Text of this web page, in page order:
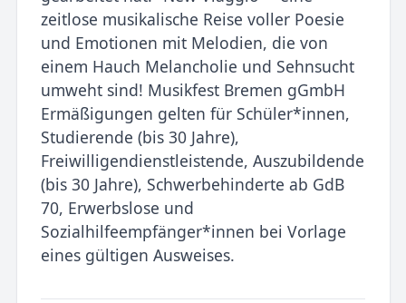
zeitlose musikalische Reise voller Poesie
und Emotionen mit Melodien, die von
einem Hauch Melancholie und Sehnsucht
umweht sind! Musikfest Bremen gGmbH
Ermäßigungen gelten für Schüler*innen,
Studierende (bis 30 Jahre),
Freiwilligendienstleistende, Auszubildende
(bis 30 Jahre), Schwerbehinderte ab GdB
70, Erwerbslose und
Sozialhilfeempfänger*innen bei Vorlage
eines gültigen Ausweises.